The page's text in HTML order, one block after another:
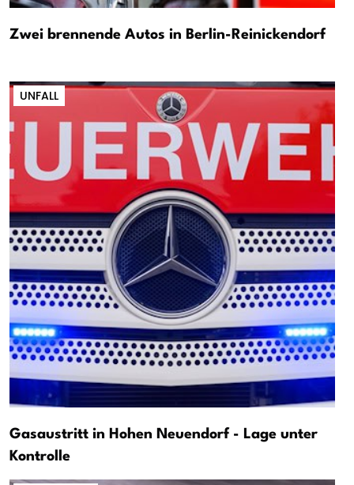
Zwei brennende Autos in Berlin-Reinickendorf
UNFALL
Gasaustritt in Hohen Neuendorf - Lage unter
Kontrolle